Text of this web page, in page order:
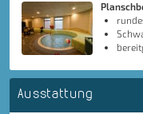
Ausstattung